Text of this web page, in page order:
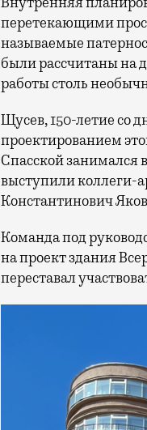
перетекающими
называемые
были рассчитаны на
работы столь
Щусев, 150-летие со
проектированием
Спасской занимался
выступили коллеги-
Константинович
Команда под
на проект здания
переставал